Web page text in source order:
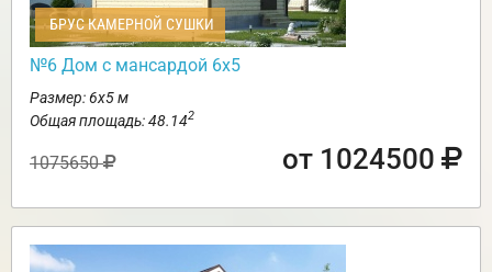
БРУС КАМЕРНОЙ СУШКИ
№6 Дом с мансардой 6х5
Размер: 6х5 м
Общая площадь: 48.142
1075650 от 1024500